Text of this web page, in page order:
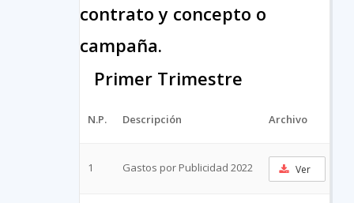
contrato y concepto o
campaña.
Primer Trimestre
N.P. Descripción Archivo
1 Gastos por Publicidad 2022 Ver